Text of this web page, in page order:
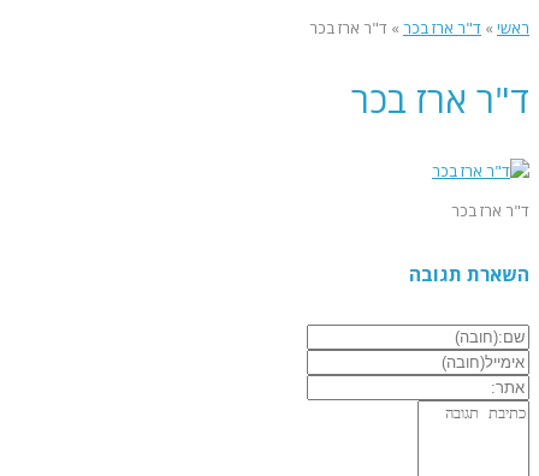
ראשי » ד"ר ארז בכר » ד"ר ארז בכר
ד"ר ארז בכר
ד"ר ארז בכר
השארת תגובה